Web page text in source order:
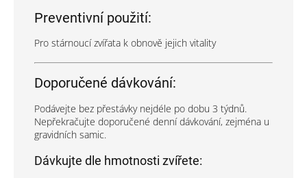
Preventivní použití:
Pro stárnoucí zvířata k obnově jejich vitality
Doporučené dávkování:
Podávejte bez přestávky nejdéle po dobu 3 týdnů.
Nepřekračujte doporučené denní dávkování, zejména u
gravidních samic.
Dávkujte dle hmotnosti zvířete: